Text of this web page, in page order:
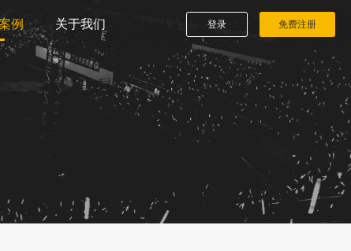
例 关于我们 登录 免费注册